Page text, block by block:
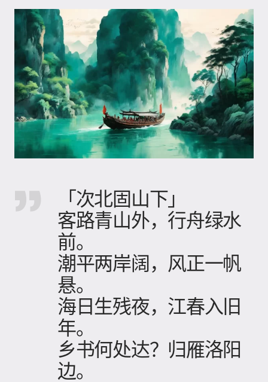
「次北固山下」
客路青山外，行舟绿水
前。
潮平两岸阔，风正一帆
悬。
海日生残夜，江春入旧
年。
乡书何处达？归雁洛阳
边。